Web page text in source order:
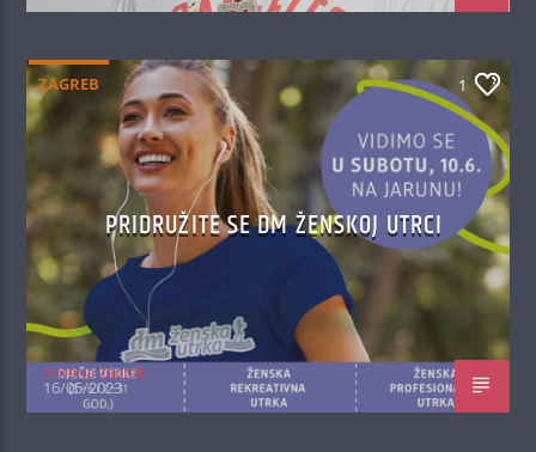
ZAGREB 1
PRIDRUŽITE SE DM ŽENSKOJ UTRCI
Antena Zagreb
16/05/2023